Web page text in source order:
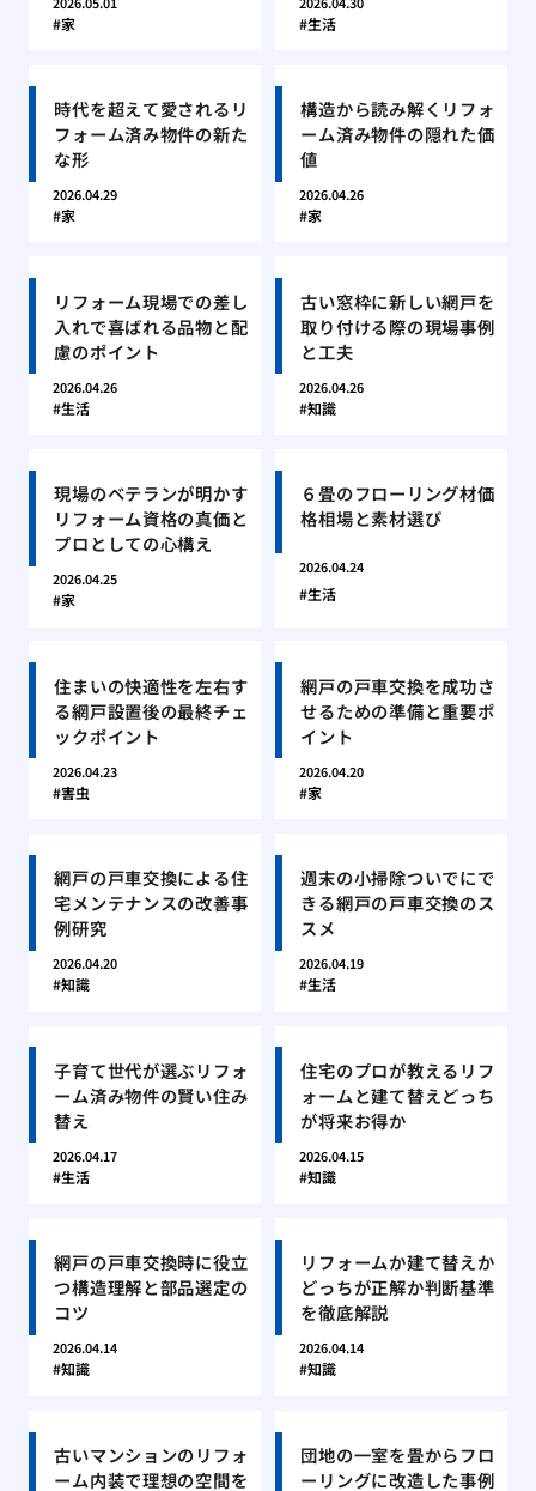
家 生活
時代を超えて愛されるリ
フォーム済み物件の新た
な形
2026.04.29
家
構造から読み解くリフォ
ーム済み物件の隠れた価
値
2026.04.26
家
リフォーム現場での差し
入れで喜ばれる品物と配
慮のポイント
2026.04.26
生活
古い窓枠に新しい網戸を
取り付ける際の現場事例
と工夫
2026.04.26
知識
現場のベテランが明かす
リフォーム資格の真価と
プロとしての心構え
2026.04.25
家
６畳のフローリング材価
格相場と素材選び
2026.04.24
生活
住まいの快適性を左右す
る網戸設置後の最終チェ
ックポイント
2026.04.23
害虫
網戸の戸車交換を成功さ
せるための準備と重要ポ
イント
2026.04.20
家
網戸の戸車交換による住
宅メンテナンスの改善事
例研究
2026.04.20
知識
週末の小掃除ついでにで
きる網戸の戸車交換のス
スメ
2026.04.19
生活
子育て世代が選ぶリフォ
ーム済み物件の賢い住み
替え
2026.04.17
生活
住宅のプロが教えるリフ
ォームと建て替えどっち
が将来お得か
2026.04.15
知識
網戸の戸車交換時に役立
つ構造理解と部品選定の
コツ
2026.04.14
知識
リフォームか建て替えか
どっちが正解か判断基準
を徹底解説
2026.04.14
知識
古いマンションのリフォ
ーム内装で理想の空間を
団地の一室を畳からフロ
ーリングに改造した事例